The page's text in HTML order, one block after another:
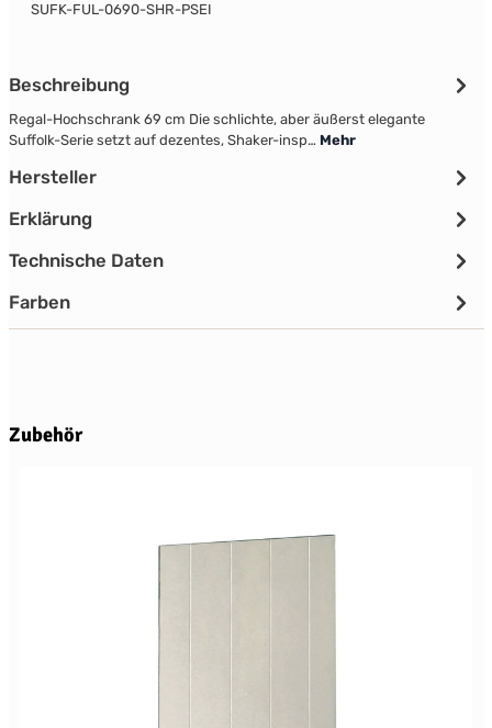
SUFK-FUL-0690-SHR-PSEI
Beschreibung
Regal-Hochschrank 69 cm Die schlichte, aber äußerst elegante
Suffolk-Serie setzt auf dezentes, Shaker-insp… Mehr
Hersteller
Erklärung
Technische Daten
Farben
Produktgalerie überspringen
Zubehör